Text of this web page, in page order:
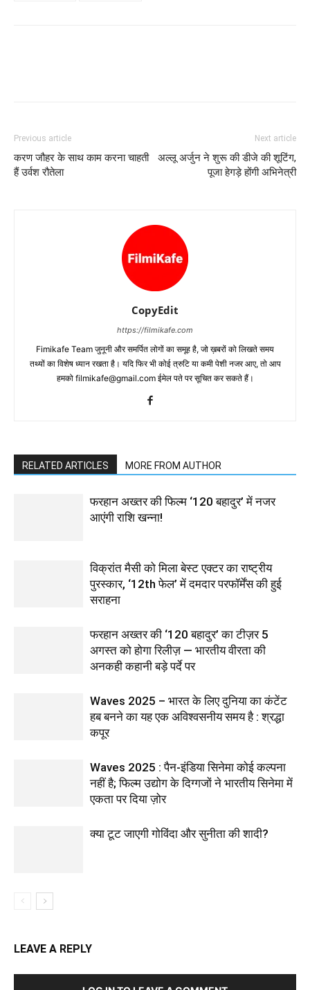
Previous article
करण जौहर के साथ काम करना चाहती
हैं उर्वश रौतेला
Next article
अल्‍लू अर्जुन ने शुरू की डीजे की शूटिंग,
पूजा हेगड़े होंगी अभिनेत्री
CopyEdit
https://filmikafe.com
Fimikafe Team जुनूनी और समर्पित लोगों का समूह है, जो ख़बरों को लिखते समय
तथ्‍यों का विशेष ध्‍यान रखता है। यदि फिर भी कोई त्रुटि या कमी पेशी नजर आए, तो आप
हमको filmikafe@gmail.com ईमेल पते पर सूचित कर सकते हैं।
RELATED ARTICLES MORE FROM AUTHOR
फरहान अख्तर की फिल्म ‘120 बहादुर’ में नजर
आएंगी राशि खन्ना!
विक्रांत मैसी को मिला बेस्ट एक्टर का राष्ट्रीय
पुरस्कार, ‘12th फेल’ में दमदार परफॉर्मेंस की हुई
सराहना
फरहान अख्तर की ‘120 बहादुर’ का टीज़र 5
अगस्त को होगा रिलीज़ — भारतीय वीरता की
अनकही कहानी बड़े पर्दे पर
Waves 2025 – भारत के लिए दुनिया का कंटेंट
हब बनने का यह एक अविश्वसनीय समय है : श्रद्धा
कपूर
Waves 2025 : पैन-इंडिया सिनेमा कोई कल्पना
नहीं है; फिल्म उद्योग के दिग्गजों ने भारतीय सिनेमा में
एकता पर दिया ज़ोर
क्या टूट जाएगी गोविंदा और सुनीता की शादी?
LEAVE A REPLY